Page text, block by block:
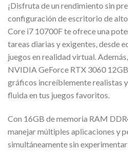
¡Disfruta de un rendimiento sin
configuración de escritorio de
Core i7 10700F te ofrece una
tareas diarias y exigentes, desde
juegos en realidad virtual.
NVIDIA GeForce RTX 3060
gráficos increíblemente realistas
fluida en tus juegos favoritos.
Con 16GB de memoria RAM
manejar múltiples aplicaciones y
simultáneamente sin